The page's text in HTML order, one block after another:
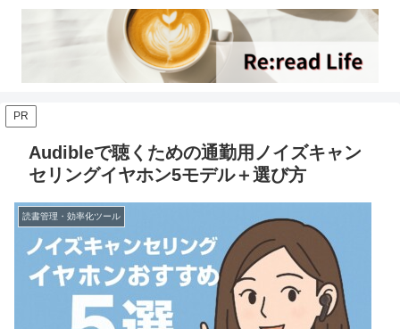
PR
Audibleで聴くための通勤用ノイズキャン
セリングイヤホン5モデル＋選び方
読書管理・効率化ツール